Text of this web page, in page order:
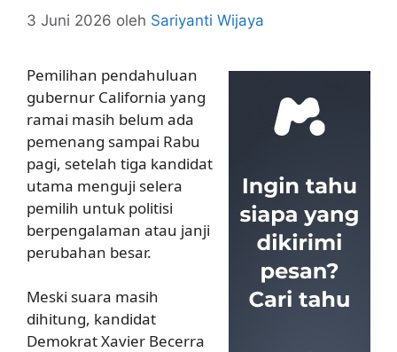
3 Juni 2026 oleh Sariyanti Wijaya
Pemilihan pendahuluan
gubernur California yang
ramai masih belum ada
pemenang sampai Rabu
pagi, setelah tiga kandidat
utama menguji selera
pemilih untuk politisi
berpengalaman atau janji
perubahan besar.
Meski suara masih
dihitung, kandidat
Demokrat Xavier Becerra